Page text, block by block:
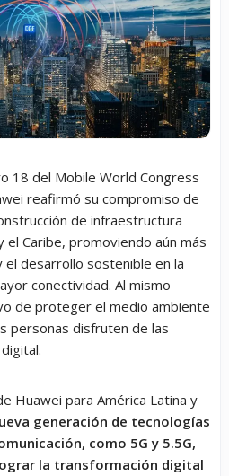
18 del Mobile World Congress
reafirmó su compromiso de
de infraestructura
el Caribe, promoviendo aún más
desarrollo sostenible en la
conectividad. Al mismo
de proteger el medio ambiente
personas disfruten de las
Huawei para América Latina y
generación de tecnologías
como 5G y 5.5G,
la transformación digital